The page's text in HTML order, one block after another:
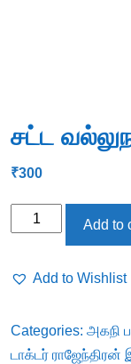
சட்ட
₹300
சட்ட
quantity
Add to
Add to Wishlist
Categories: அகநி
டாக்டர்